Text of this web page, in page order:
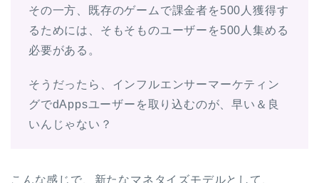
その一方、既存のゲームで課金者を500人獲得す
るためには、そもそものユーザーを500人集める
必要がある。
そうだったら、インフルエンサーマーケティン
グでdAppsユーザーを取り込むのが、早い＆良
いんじゃない？
こんな感じで、新たなマネタイズモデルとして、